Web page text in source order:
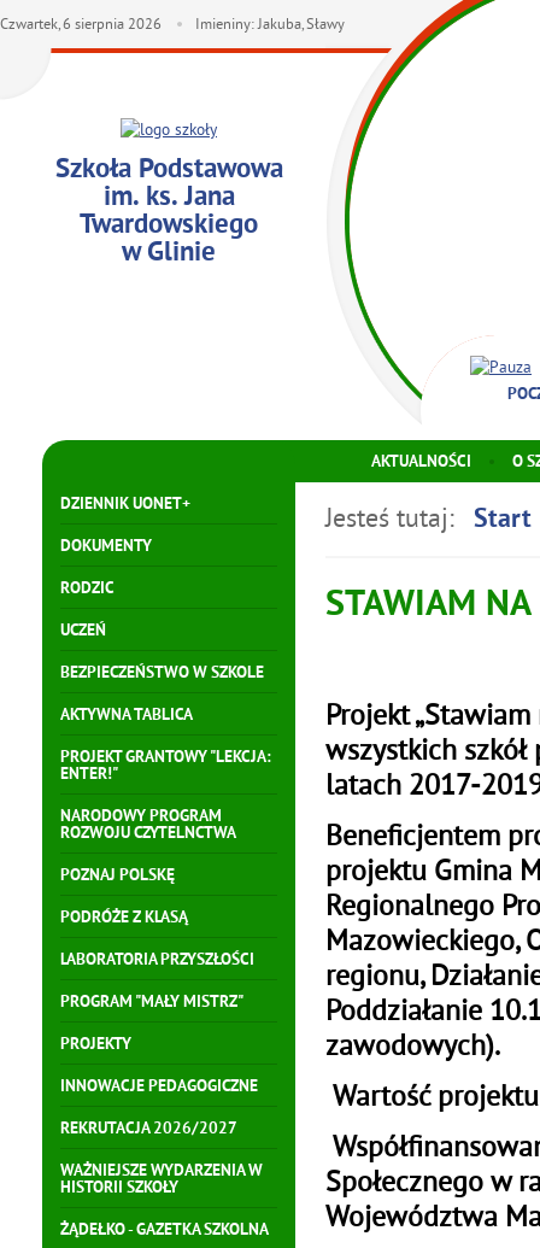
Szkoła Podstawowa
im. ks. Jana
Twardowskiego
w Glinie
Czwartek, 6 sierpnia 2026 Imieniny: Jakuba, Sławy
AKTUALNOŚCI O
DZIENNIK UONET+
DOKUMENTY
RODZIC
UCZEŃ
BEZPIECZEŃSTWO W SZKOLE
AKTYWNA TABLICA
PROJEKT GRANTOWY "LEKCJA:
ENTER!"
NARODOWY PROGRAM
ROZWOJU CZYTELNCTWA
POZNAJ POLSKĘ
PODRÓŻE Z KLASĄ
LABORATORIA PRZYSZŁOŚCI
PROGRAM "MAŁY MISTRZ"
PROJEKTY
INNOWACJE PEDAGOGICZNE
REKRUTACJA 2026/2027
WAŻNIEJSZE WYDARZENIA W
HISTORII SZKOŁY
ŻĄDEŁKO - GAZETKA SZKOLNA
Jesteś tutaj: Start
STAWIAM NA
Projekt
wszystkich
latach 2017-
Beneficjentem
projektu Gmina
Regionalnego
Mazowieckiego,
regionu,
Poddziałanie
zawodowych).
Wartość
Społecznego w
Województwa